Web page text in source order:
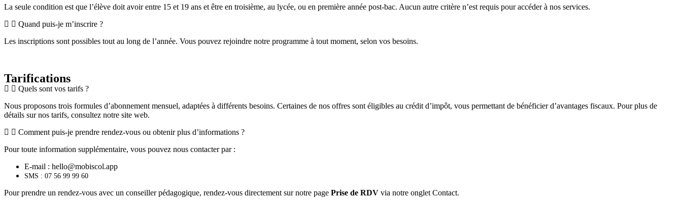
La seule condition est que l’élève doit avoir entre 15 et 19 ans et être en troisième, au lycée, ou en première année post-bac. Aucun autre critère n’est requis pour accéder à nos services.
Quand puis-je m’inscrire ?
Les inscriptions sont possibles tout au long de l’année. Vous pouvez rejoindre notre programme à tout moment, selon vos besoins.
Tarifications
Quels sont vos tarifs ?
Nous proposons trois formules d’abonnement mensuel, adaptées à différents besoins. Certaines de nos offres sont éligibles au crédit d’impôt, vous permettant de bénéficier d’avantages fiscaux. Pour plus de
détails sur nos tarifs, consultez notre site web.
Comment puis-je prendre rendez-vous ou obtenir plus d’informations ?
Pour toute information supplémentaire, vous pouvez nous contacter par :
E-mail : hello@mobiscol.app
SMS : 07 56 99 99 60
Pour prendre un rendez-vous avec un conseiller pédagogique, rendez-vous directement sur notre page Prise de RDV via notre onglet Contact.